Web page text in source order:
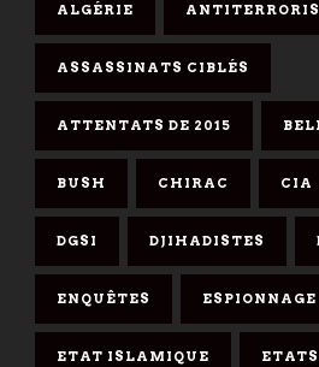
ALGÉRIE
ASSASSINATS CIBLÉS
ATTENTATS DE 2015
BUSH CHIRAC CIA
DGSI DJIHADISTES
ENQUÊTES ESPIONNAGE
ETAT ISLAMIQUE